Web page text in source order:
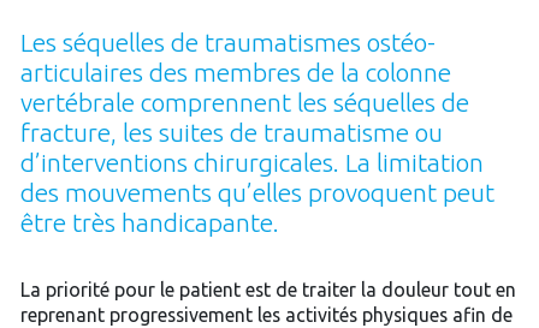
Les séquelles de traumatismes ostéo-
articulaires des membres de la colonne
vertébrale comprennent les séquelles de
fracture, les suites de traumatisme ou
d’interventions chirurgicales. La limitation
des mouvements qu’elles provoquent peut
être très handicapante.
La priorité pour le patient est de traiter la douleur tout en
reprenant progressivement les activités physiques afin de